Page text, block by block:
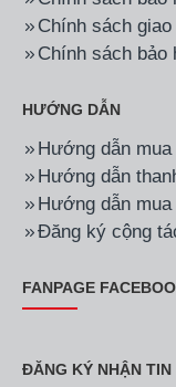
Chính sách giao
Chính sách bảo
HƯỚNG DẪN
Hướng dẫn mua
Hướng dẫn
Hướng dẫn
Đăng ký cộng
FANPAGE
ĐĂNG KÝ NHẬN TIN